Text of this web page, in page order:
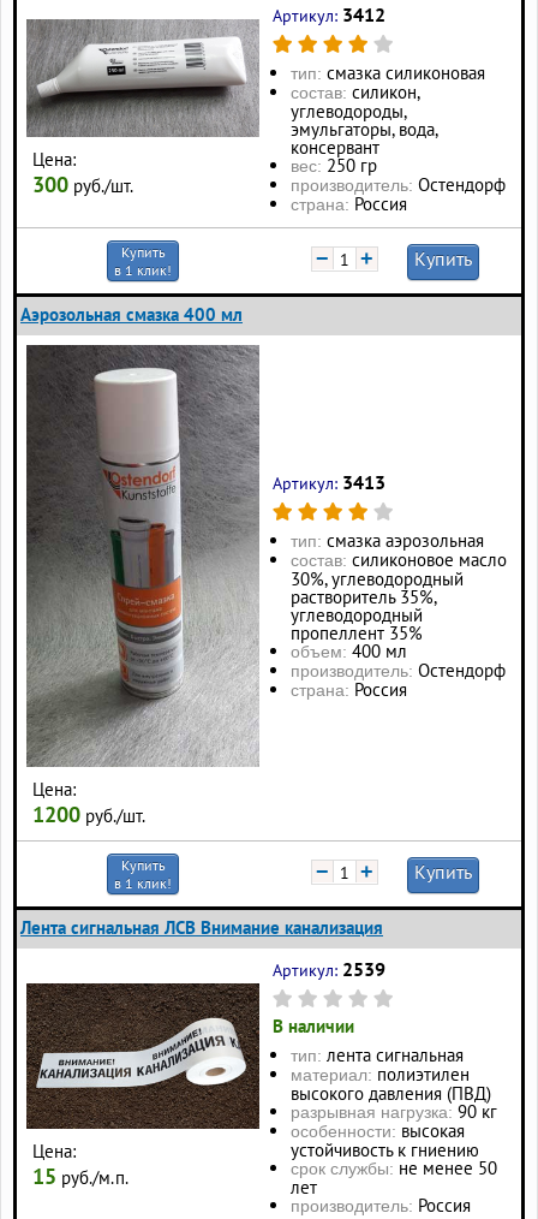
Цена:
300 руб./шт.
Артикул: 3412
тип: смазка силиконовая
состав: силикон,
углеводороды,
эмульгаторы, вода,
консервант
вес: 250 гр
производитель: Остендорф
страна: Россия
Купить
в 1 клик!
− + Купить
Аэрозольная смазка 400 мл
Цена:
1200 руб./шт.
Артикул: 3413
тип: смазка аэрозольная
состав: силиконовое масло
30%, углеводородный
растворитель 35%,
углеводородный
пропеллент 35%
объем: 400 мл
производитель: Остендорф
страна: Россия
Купить
в 1 клик!
− + Купить
Лента сигнальная ЛСВ Внимание канализация
Цена:
15 руб./м.п.
Артикул: 2539
В наличии
тип: лента сигнальная
материал: полиэтилен
высокого давления (ПВД)
разрывная нагрузка: 90 кг
особенности: высокая
устойчивость к гниению
срок службы: не менее 50
лет
производитель: Россия